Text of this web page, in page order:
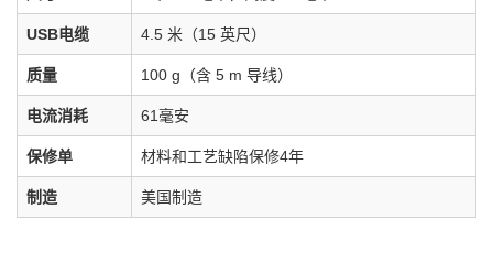
USB电缆 4.5 米（15 英尺）
质量 100 g（含 5 m 导线）
电流消耗 61毫安
保修单 材料和工艺缺陷保修4年
制造 美国制造